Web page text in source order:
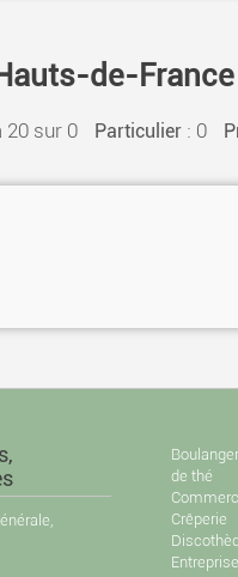
de-France
20 sur 0 Particulier : 0
de thé
Crêperie